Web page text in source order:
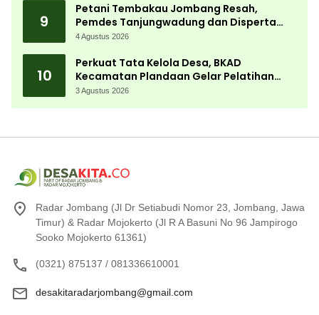
9
Petani Tembakau Jombang Resah,
Pemdes Tanjungwadung dan Disperta
Bergerak Cepat
4 Agustus 2026
10
Perkuat Tata Kelola Desa, BKAD
Kecamatan Plandaan Gelar Pelatihan
Aparatur Pemdes
3 Agustus 2026
Radar Jombang (Jl Dr Setiabudi Nomor 23, Jombang, Jawa
Timur) & Radar Mojokerto (Jl R A Basuni No 96 Jampirogo
Sooko Mojokerto 61361)
(0321) 875137 / 081336610001
desakitaradarjombang@gmail.com